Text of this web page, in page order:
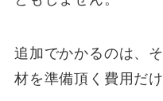
追加でかかるのは、
材を準備頂く費用だけ